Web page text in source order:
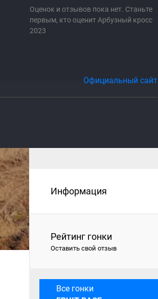
Оценок и отзывов пока нет. Станьте
первым, кто оценит Арбузный кросс
2023
Официальный сайт
Информация
Рейтинг гонки
Оставить свой отзыв
Все гонки